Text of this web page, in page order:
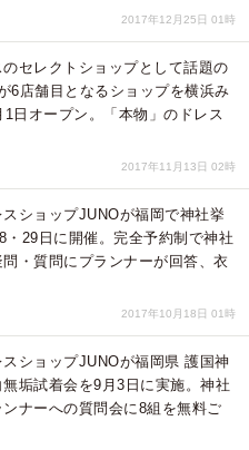
2017年12月25日 01時
セレクトショップとして話題の
6店舗目となるショップを横浜み
日オープン。「本物」のドレス
2017年11月13日 02時
ショップJUNOが福岡で神社挙
・29日に開催。完全予約制で神社
・質問にプランナーが回答、衣
2017年10月18日 01時
ショップJUNOが福岡県 護国神
垢試着会を9月3日に実施。神社
ナーへの質問会に8組を無料ご